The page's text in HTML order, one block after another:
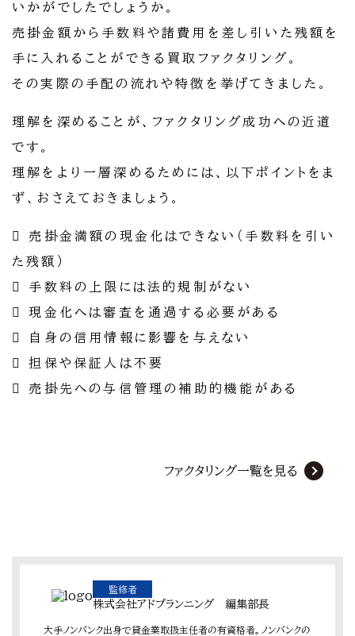
いかがでしたでしょうか。
売掛金額から手数料や諸費用を差し引いた残額を
手に入れることができる買取ファクタリング。
その実際の手配の流れや特徴を挙げてきました。
理解を深めることが、ファクタリング成功への近道
です。
理解をより一層深めるためには、以下ポイントをま
ず、おさえておきましょう。
 売掛金満額の現金化はできない（手数料を引い
た残額）
 手数料の上限には法的規制がない
 現金化へは審査を通過する必要がある
 自身の信用情報に影響を与えない
 担保や保証人は不要
 売掛先への与信管理の補助的機能がある
ファクタリング一覧を見る
監修者
株式会社アドプランニング 編集部長
大手ノンバンク出身で貸金業取扱主任者の有資格者。ノンバンクの